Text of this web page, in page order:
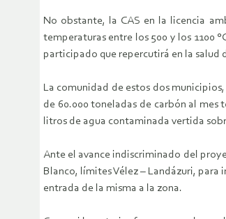
No obstante, la CAS en la licencia
temperaturas entre los 500 y los 1100
participado que repercutirá en la salud
La comunidad de estos dos
de 60.000 toneladas de carbón al mes
litros de agua contaminada vertida
Ante el avance indiscriminado del
Blanco, límites Vélez – Landázuri,
entrada de la misma a la zona.